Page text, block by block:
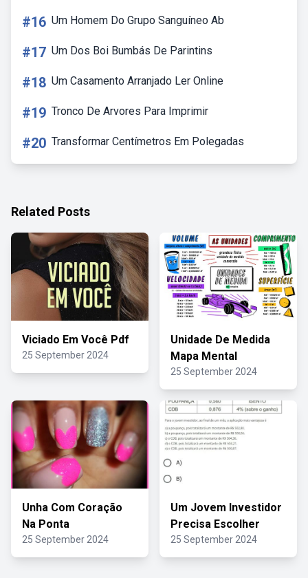
#16 Um Homem Do Grupo Sanguíneo Ab
#17 Um Dos Boi Bumbás De Parintins
#18 Um Casamento Arranjado Ler Online
#19 Tronco De Arvores Para Imprimir
#20 Transformar Centímetros Em Polegadas
Related Posts
Viciado Em Você Pdf
25 September 2024
Unidade De Medida
Mapa Mental
25 September 2024
Unha Com Coração
Na Ponta
25 September 2024
Um Jovem Investidor
Precisa Escolher
25 September 2024